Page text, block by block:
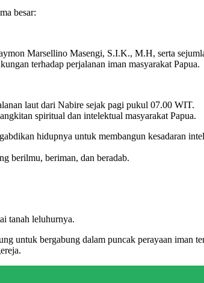
besar:
Marsellino Masengi, S.I.K., M.H, serta
terhadap perjalanan iman masyarakat Papua.
laut dari Nabire sejak pagi pukul 07.00 WIT.
spiritual dan intelektual masyarakat Papua.
hidupnya untuk membangun kesadaran
berilmu, beriman, dan beradab.
tanah leluhurnya.
untuk bergabung dalam puncak perayaan iman